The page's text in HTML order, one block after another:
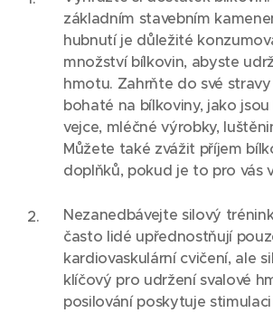
základním stavebním
hubnutí je důležité
množství bílkovin, abyste
hmotu. Zahrňte do své
bohaté na bílkoviny, jako jsou
vejce, mléčné výrobky,
Můžete také zvážit příjem
doplňků, pokud je to pro vás
Nezanedbávejte silový
často lidé upřednostňují
kardiovaskulární cvičení, ale
klíčový pro udržení svalové
posilování poskytuje